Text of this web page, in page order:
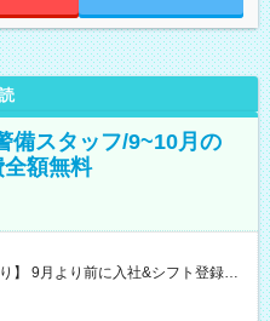
備スタッフ/9~10月の
額無料
】 9月より前に入社&シフト登録す
日給がUP! 日給1万1500円でしっか
間】試用期間なし